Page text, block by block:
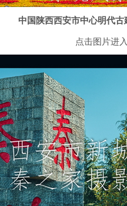
中国陕西西安市中心明代
点击图片进